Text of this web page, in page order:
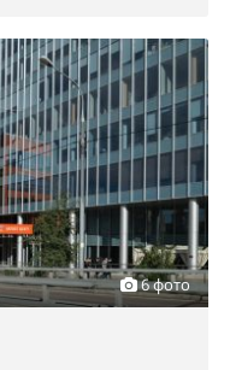
6 фото